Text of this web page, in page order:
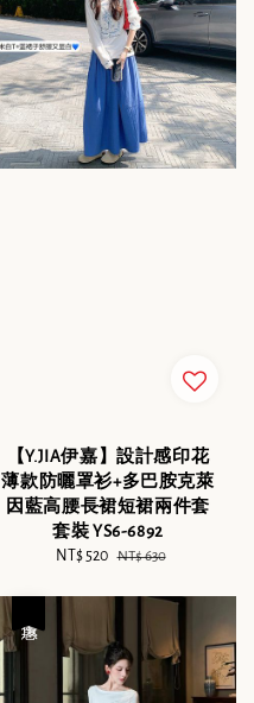
【Y.JIA伊嘉】設計感印花
薄款防曬罩衫+多巴胺克萊
因藍高腰長裙短裙兩件套
套裝 YS6-6892
Sale
NT$ 520 Regular
NT$ 630